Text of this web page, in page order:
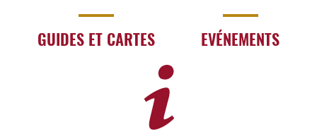
GUIDES ET CARTES EVÉNEMENTS